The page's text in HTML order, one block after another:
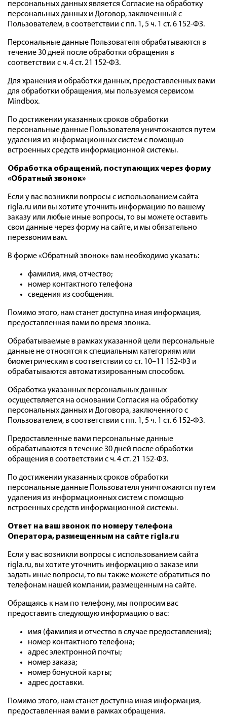
персональных данных является Согласие на обработку
персональных данных и Договор, заключенный с
Пользователем, в соответствии с пп. 1, 5 ч. 1 ст. 6 152-ФЗ.
Персональные данные Пользователя обрабатываются в
течение 30 дней после обработки обращения в
соответствии с ч. 4 ст. 21 152-ФЗ.
Для хранения и обработки данных, предоставленных вами
для обработки обращения, мы пользуемся сервисом
Mindbox.
По достижении указанных сроков обработки
персональные данные Пользователя уничтожаются путем
удаления из информационных систем с помощью
встроенных средств информационной системы.
Обработка обращений, поступающих через форму
«Обратный звонок»
Если у вас возникли вопросы с использованием сайта
rigla.ru или вы хотите уточнить информацию по вашему
заказу или любые иные вопросы, то вы можете оставить
свои данные через форму на сайте, и мы обязательно
перезвоним вам.
В форме «Обратный звонок» вам необходимо указать:
фамилия, имя, отчество;
номер контактного телефона
сведения из сообщения.
Помимо этого, нам станет доступна иная информация,
предоставленная вами во время звонка.
Обрабатываемые в рамках указанной цели персональные
данные не относятся к специальным категориям или
биометрическим в соответствии со ст. 10–11 152-ФЗ и
обрабатываются автоматизированным способом.
Обработка указанных персональных данных
осуществляется на основании Согласия на обработку
персональных данных и Договора, заключенного с
Пользователем, в соответствии с пп. 1, 5 ч. 1 ст. 6 152-ФЗ.
Предоставленные вами персональные данные
обрабатываются в течение 30 дней после обработки
обращения в соответствии с ч. 4 ст. 21 152-ФЗ.
По достижении указанных сроков обработки
персональные данные Пользователя уничтожаются путем
удаления из информационных систем с помощью
встроенных средств информационной системы.
Ответ на ваш звонок по номеру телефона
Оператора, размещенным на сайте rigla.ru
Если у вас возникли вопросы с использованием сайта
rigla.ru, вы хотите уточнить информацию о заказе или
задать иные вопросы, то вы также можете обратиться по
телефонам нашей компании, размещенным на сайте.
Обращаясь к нам по телефону, мы попросим вас
предоставить следующую информацию о вас:
имя (фамилия и отчество в случае предоставления);
номер контактного телефона;
адрес электронной почты;
номер заказа;
номер бонусной карты;
адрес доставки.
Помимо этого, нам станет доступна иная информация,
предоставленная вами в рамках обращения.